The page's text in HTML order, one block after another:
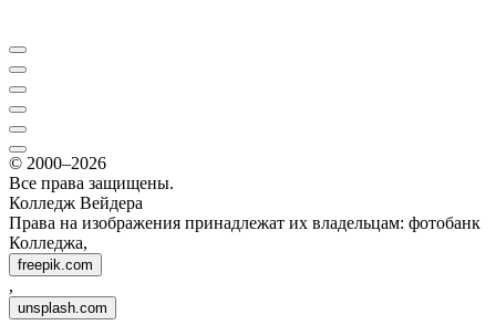
© 2000–2026
Все права защищены.
Колледж Вейдера
Права на изображения принадлежат их владельцам: фотобанк
Колледжа,
freepik.com
,
unsplash.com